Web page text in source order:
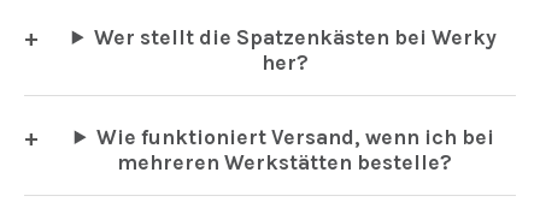
Wer stellt die Spatzenkästen bei Werky
her?
Wie funktioniert Versand, wenn ich bei
mehreren Werkstätten bestelle?